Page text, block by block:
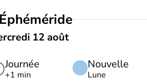
Éphéméride
12 août
Journée
+1 min
Nouvelle
Lune